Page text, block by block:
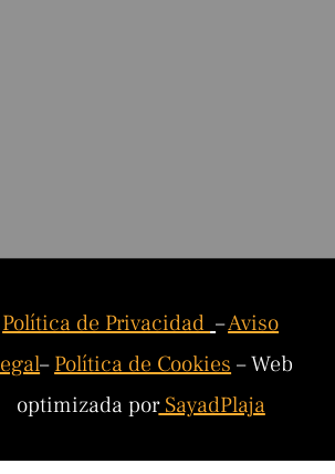
Política de Privacidad–Aviso
–Política de Cookies– Web
optimizada porSayadPlaja